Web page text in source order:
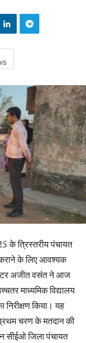
के त्रिस्तरीय पंचायत
के लिए आवश्यक
अजीत वसंत ने आज
माध्यमिक विद्यालय
किया। यह
चरण के मतदान की
सीईओ जिला पंचायत